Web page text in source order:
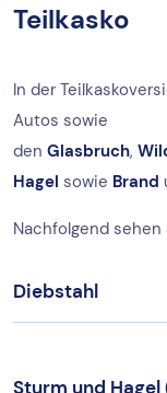
Teilkasko
In der
Autos sowie
den Glasbruch,
Hagel sowie Brand
Nachfolgend
Diebstahl
Sturm und